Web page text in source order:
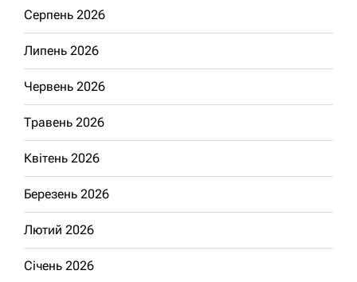
Серпень 2026
Липень 2026
Червень 2026
Травень 2026
Квітень 2026
Березень 2026
Лютий 2026
Січень 2026